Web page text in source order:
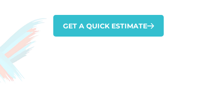
GET A QUICK ESTIMATE